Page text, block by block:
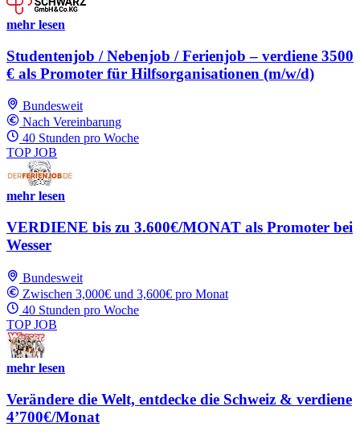
mehr lesen
Studentenjob / Nebenjob / Ferienjob – verdiene 3500
€ als Promoter für Hilfsorganisationen (m/w/d)
Bundesweit
Nach Vereinbarung
40 Stunden pro Woche
TOP JOB
mehr lesen
VERDIENE bis zu 3.600€/MONAT als Promoter bei
Wesser
Bundesweit
Zwischen 3,000€ und 3,600€ pro Monat
40 Stunden pro Woche
TOP JOB
mehr lesen
Verändere die Welt, entdecke die Schweiz & verdiene
4’700€/Monat